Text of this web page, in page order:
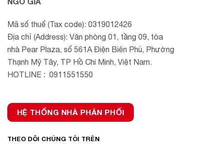
Mã số thuế (Tax code): 0319012426
Địa chỉ (Address): Văn phòng 01, tầng 09, tòa
nhà Pear Plaza, số 561A Điện Biên Phủ, Phường
Thạnh Mỹ Tây, TP Hồ Chí Minh, Việt Nam.
HOTLINE : 0911551550
HỆ THỐNG NHÀ PHÂN PHỐI
THEO DÕI CHÚNG TÔI TRÊN